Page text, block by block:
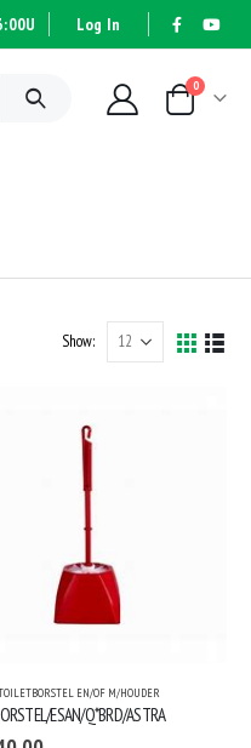
Log In
0
Show:
EN/OF M/HOUDER
ESAN/Q*BRD/ASTRA